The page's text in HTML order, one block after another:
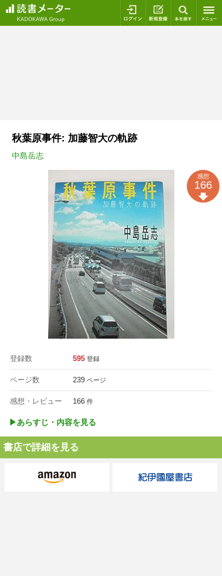
ログイン 新規登録
秋葉原事件: 加藤智大の軌跡
中島岳志
登録数 595 登録
ページ数 239 ページ
感想・レビュー 166 件
感想
166
▶︎あらすじ・内容を見る
書店で詳細を見る